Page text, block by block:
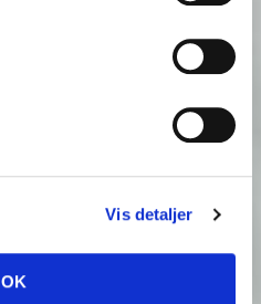
Vis detaljer
OK